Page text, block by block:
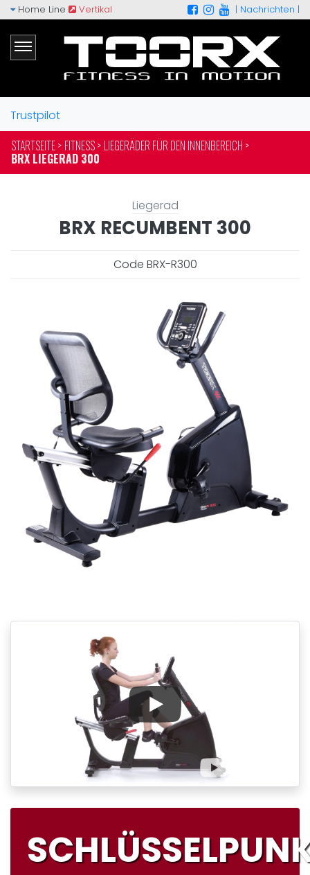
Home Line Vertikal | Nachrichten |
Trustpilot
STARTSEITE > FITNESS > LIEGERÄDER FÜR DEN INNENBEREICH >
BRX LIEGERAD 300
Liegerad
BRX RECUMBENT 300
Code BRX-R300